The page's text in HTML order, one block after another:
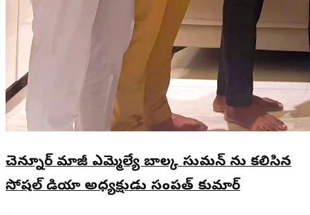
చెన్నూర్ మాజీ ఎమ్మెల్యే బాల్క సుమన్ ను కలిసిన
సోషల్ మీడియా అధ్యక్షుడు సంపత్ కుమార్